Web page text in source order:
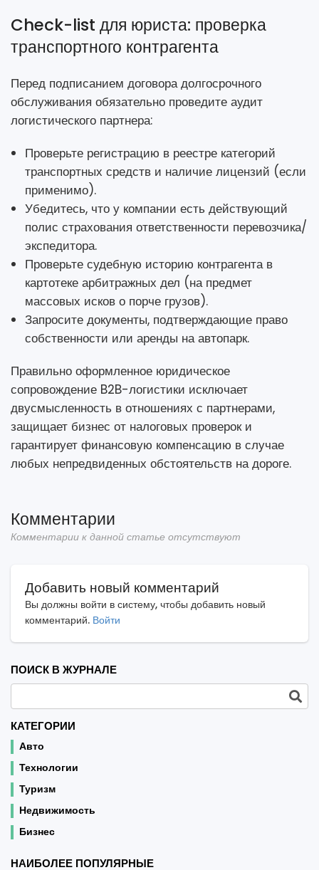
Check-list для юриста: проверка
транспортного контрагента
Перед подписанием договора долгосрочного
обслуживания обязательно проведите аудит
логистического партнера:
Проверьте регистрацию в реестре категорий
транспортных средств и наличие лицензий (если
применимо).
Убедитесь, что у компании есть действующий
полис страхования ответственности перевозчика/
экспедитора.
Проверьте судебную историю контрагента в
картотеке арбитражных дел (на предмет
массовых исков о порче грузов).
Запросите документы, подтверждающие право
собственности или аренды на автопарк.
Правильно оформленное юридическое
сопровождение B2B-логистики исключает
двусмысленность в отношениях с партнерами,
защищает бизнес от налоговых проверок и
гарантирует финансовую компенсацию в случае
любых непредвиденных обстоятельств на дороге.
Комментарии
Комментарии к данной статье отсутствуют
Добавить новый комментарий
Вы должны войти в систему, чтобы добавить новый
комментарий. Войти
ПОИСК В ЖУРНАЛЕ
КАТЕГОРИИ
Авто
Технологии
Туризм
Недвижимость
Бизнес
НАИБОЛЕЕ ПОПУЛЯРНЫЕ